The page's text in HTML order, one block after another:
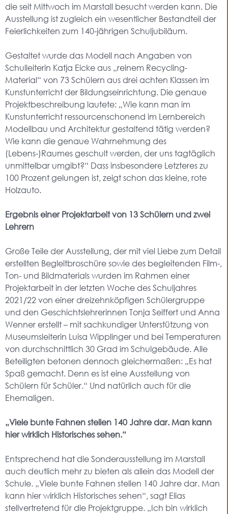
die seit Mittwoch im Marstall besucht werden kann. Die
Ausstellung ist zugleich ein wesentlicher Bestandteil der
Feierlichkeiten zum 140-jährigen Schuljubiläum.
Gestaltet wurde das Modell nach Angaben von
Schulleiterin Katja Eicke aus „reinem Recycling-
Material“ von 73 Schülern aus drei achten Klassen im
Kunstunterricht der Bildungseinrichtung. Die genaue
Projektbeschreibung lautete: „Wie kann man im
Kunstunterricht ressourcenschonend im Lernbereich
Modellbau und Architektur gestaltend tätig werden?
Wie kann die genaue Wahrnehmung des
(Lebens-)Raumes geschult werden, der uns tagtäglich
unmittelbar umgibt?“ Dass insbesondere Letzteres zu
100 Prozent gelungen ist, zeigt schon das kleine, rote
Holzauto.
Ergebnis einer Projektarbeit von 13 Schülern und zwei
Lehrern
Große Teile der Ausstellung, der mit viel Liebe zum Detail
erstellten Begleitbroschüre sowie des begleitenden Film-,
Ton- und Bildmaterials wurden im Rahmen einer
Projektarbeit in der letzten Woche des Schuljahres
2021/22 von einer dreizehnköpfigen Schülergruppe
und den Geschichtslehrerinnen Tonja Seiffert und Anna
Wenner erstellt – mit sachkundiger Unterstützung von
Museumsleiterin Luisa Wipplinger und bei Temperaturen
von durchschnittlich 30 Grad im Schulgebäude. Alle
Beteiligten betonen dennoch gleichermaßen: „Es hat
Spaß gemacht. Denn es ist eine Ausstellung von
Schülern für Schüler.“ Und natürlich auch für die
Ehemaligen.
„Viele bunte Fahnen stellen 140 Jahre dar. Man kann
hier wirklich Historisches sehen.“
Entsprechend hat die Sonderausstellung im Marstall
auch deutlich mehr zu bieten als allein das Modell der
Schule. „Viele bunte Fahnen stellen 140 Jahre dar. Man
kann hier wirklich Historisches sehen“, sagt Elias
stellvertretend für die Projektgruppe. „Ich bin wirklich